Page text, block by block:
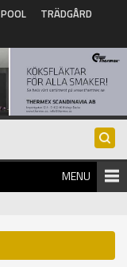
POOL
TRÄDGÅRD
MENU